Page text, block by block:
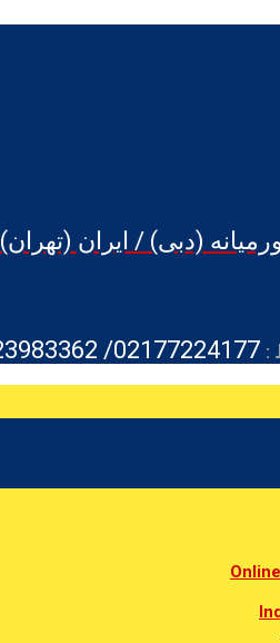
(دبی) / ایران (تهران)